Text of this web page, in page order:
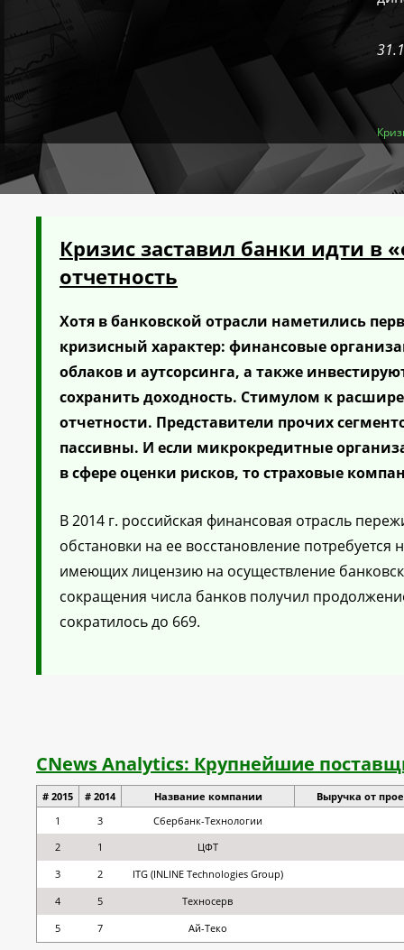
Кризис заставил банки идти в
отчетность
Хотя в банковской отрасли наметились
кризисный характер: финансовые
облаков и аутсорсинга, а также
сохранить доходность. Стимулом к
отчетности. Представители прочих
пассивны. И если микрокредитные
в сфере оценки рисков, то страховые
В 2014 г. российская финансовая отрасль
обстановки на ее восстановление потребуется
имеющих лицензию на осуществление
сокращения числа банков получил
сократилось до 669.
CNews Analytics: Крупнейшие
# 2015 # 2014 Название компании
Выручка от
1
3
Сбербанк-Технологии
2
1
ЦФТ
3
2
ITG (INLINE Technologies Group)
4
5
Техносерв
5
7 Ай-Теко